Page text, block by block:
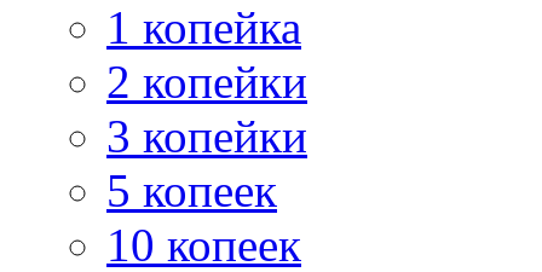
1 копейка
2 копейки
3 копейки
5 копеек
10 копеек